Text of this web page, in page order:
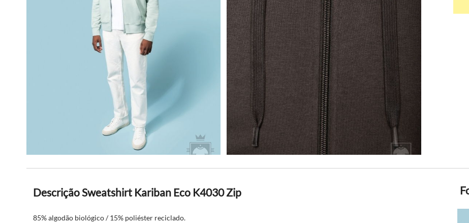
Descrição Sweatshirt Kariban Eco K4030 Zip
85% algodão biológico / 15% poliéster reciclado.